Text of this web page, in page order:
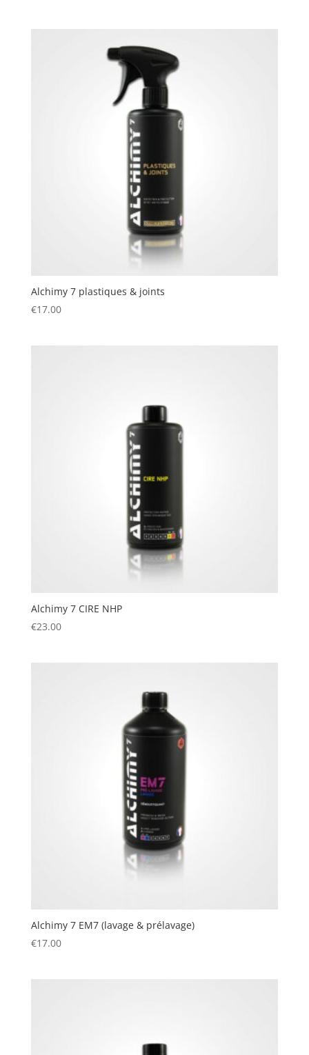
Alchimy 7 plastiques & joints
€17.00
Alchimy 7 CIRE NHP
€23.00
Alchimy 7 EM7 (lavage & prélavage)
€17.00